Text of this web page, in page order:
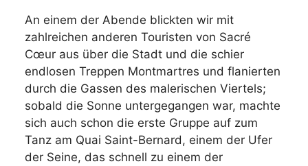
An einem der Abende blickten wir mit
zahlreichen anderen Touristen von Sacré
Cœur aus über die Stadt und die schier
endlosen Treppen Montmartres und flanierten
durch die Gassen des malerischen Viertels;
sobald die Sonne untergegangen war, machte
sich auch schon die erste Gruppe auf zum
Tanz am Quai Saint-Bernard, einem der Ufer
der Seine, das schnell zu einem der